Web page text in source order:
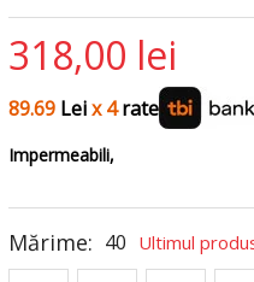
318,00 lei
89.69 Leix 4rate
Impermeabili,
Mărime: 40 Ultimul